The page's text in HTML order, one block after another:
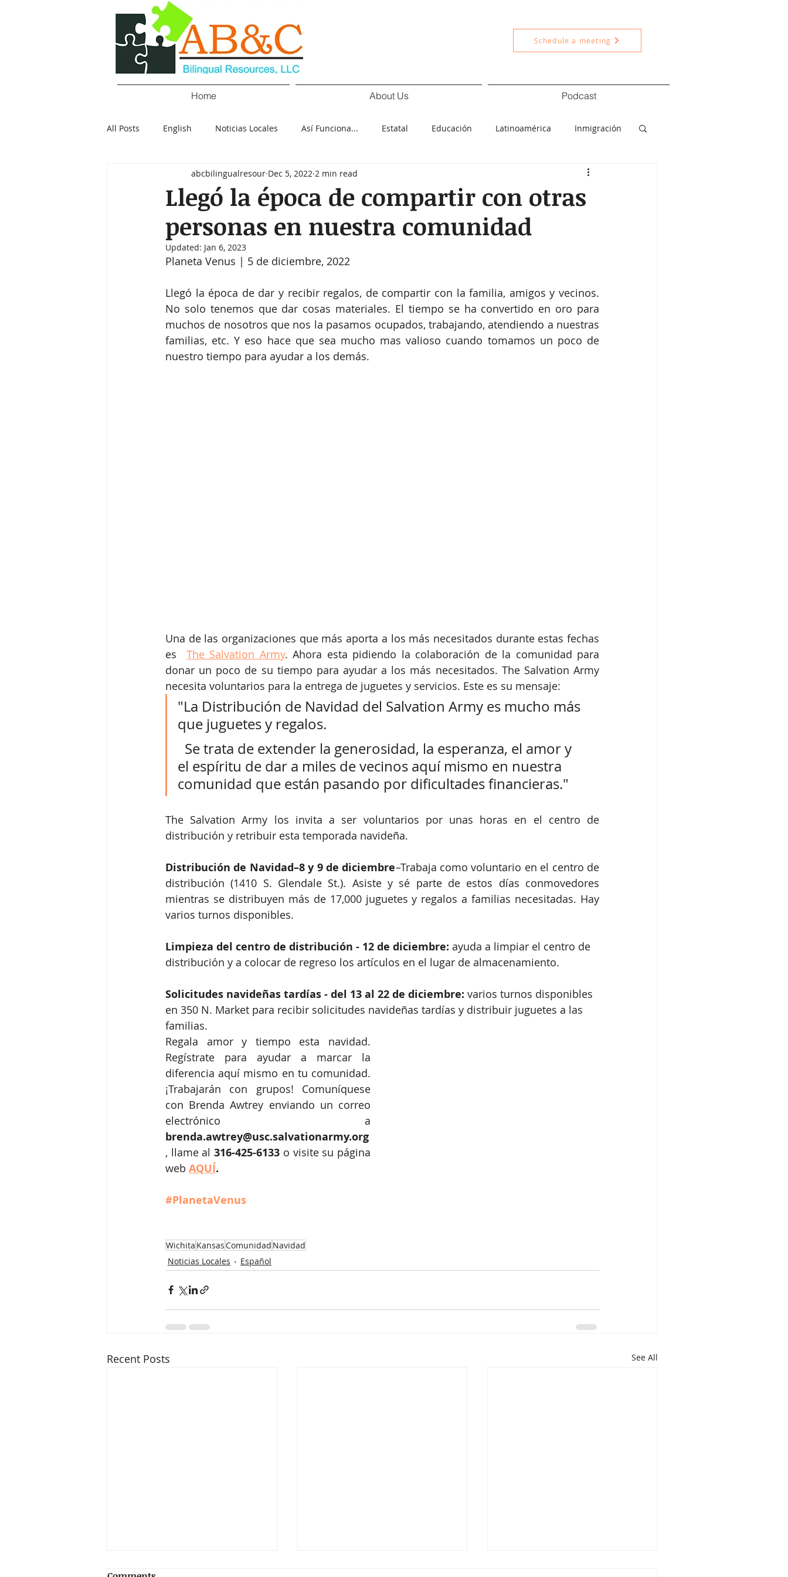
Schedule a meeting
Home About Us Podcast
All Posts English Noticias Locales Así Funciona... Estatal Educación Latinoamérica Inmigración
Negocios Salud Cultura Deportes Nacional
Elecciones Tecnología Elecciones
Llegó la época de compartir con otras
personas en nuestra comunidad
abcbilingualresour Dec 5, 2022 2 min read
Updated: Jan 6, 2023
Planeta Venus | 5 de diciembre, 2022
Llegó la época de dar y recibir regalos, de compartir con la familia, amigos y vecinos.
No solo tenemos que dar cosas materiales. El tiempo se ha convertido en oro para
muchos de nosotros que nos la pasamos ocupados, trabajando, atendiendo a nuestras
familias, etc. Y eso hace que sea mucho mas valioso cuando tomamos un poco de
nuestro tiempo para ayudar a los demás.
Una de las organizaciones que más aporta a los más necesitados durante estas fechas
es The Salvation Army. Ahora esta pidiendo la colaboración de la comunidad para
donar un poco de su tiempo para ayudar a los más necesitados. The Salvation Army
necesita voluntarios para la entrega de juguetes y servicios. Este es su mensaje:
"La Distribución de Navidad del Salvation Army es mucho más
que juguetes y regalos.
el espíritu de dar a miles de vecinos aquí mismo en nuestra
comunidad que están pasando por dificultades financieras."
The Salvation Army los invita a ser voluntarios por unas horas en el centro de
distribución y retribuir esta temporada navideña.
Distribución de Navidad–8 y 9 de diciembre–Trabaja como voluntario en el centro de
distribución (1410 S. Glendale St.). Asiste y sé parte de estos días conmovedores
mientras se distribuyen más de 17,000 juguetes y regalos a familias necesitadas. Hay
varios turnos disponibles.
Limpieza del centro de distribución - 12 de diciembre: ayuda a limpiar el centro de
distribución y a colocar de regreso los artículos en el lugar de almacenamiento.
Solicitudes navideñas tardías - del 13 al 22 de diciembre: varios turnos disponibles
en 350 N. Market para recibir solicitudes navideñas tardías y distribuir juguetes a las
familias.
Regala amor y tiempo esta navidad.
Regístrate para ayudar a marcar la
diferencia aquí mismo en tu comunidad.
¡Trabajarán con grupos! Comuníquese
con Brenda Awtrey enviando un correo
brenda.awtrey@usc.salvationarmy.org
, llame al 316-425-6133 o visite su página
web AQUÍ.
#PlanetaVenus
Wichita KansasComunidad Navidad
Noticias Locales
Español
Recent Posts See All